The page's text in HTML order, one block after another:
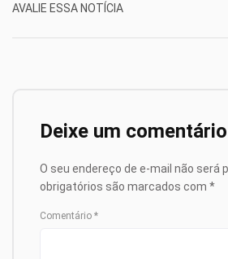
AVALIE ESSA NOTÍCIA
Deixe um comentário
O seu endereço de e-mail não será
obrigatórios são marcados com *
Comentário *